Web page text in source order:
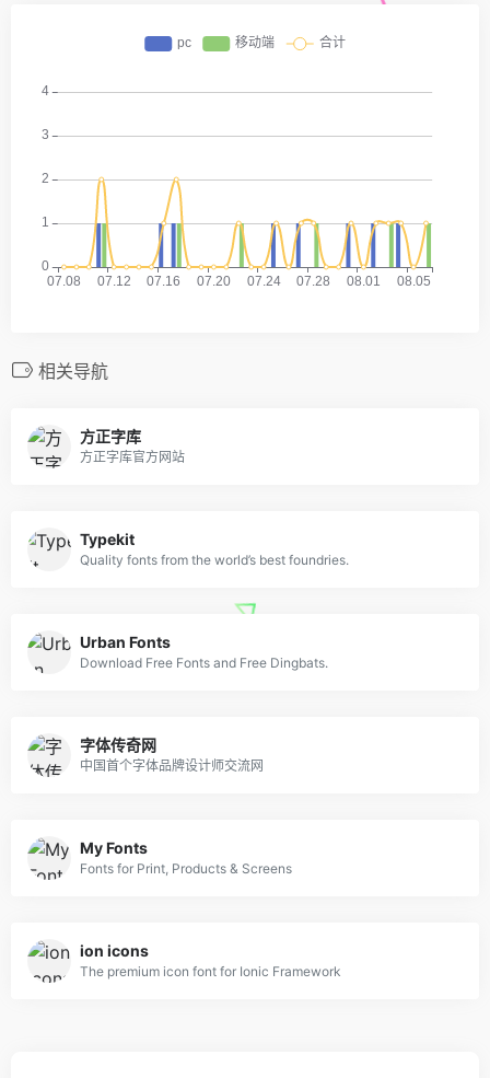
相关导航
方正字库
方正字库官方网站
Typekit
Quality fonts from the world’s best foundries.
Urban Fonts
Download Free Fonts and Free Dingbats.
字体传奇网
中国首个字体品牌设计师交流网
My Fonts
Fonts for Print, Products & Screens
ion icons
The premium icon font for Ionic Framework